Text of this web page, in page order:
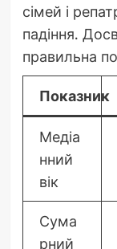
сімей і
падіння.
правильна
Показник
Медіа
нний
вік
Сума
рний